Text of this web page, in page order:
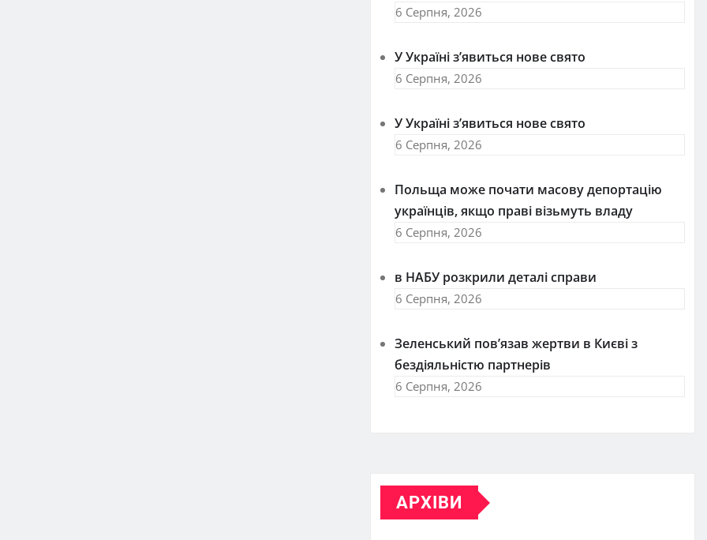
6 Серпня, 2026
У Україні з’явиться нове свято
6 Серпня, 2026
У Україні з’явиться нове свято
6 Серпня, 2026
Польща може почати масову депортацію
українців, якщо праві візьмуть владу
6 Серпня, 2026
в НАБУ розкрили деталі справи
6 Серпня, 2026
Зеленський пов’язав жертви в Києві з
бездіяльністю партнерів
6 Серпня, 2026
АРХІВИ